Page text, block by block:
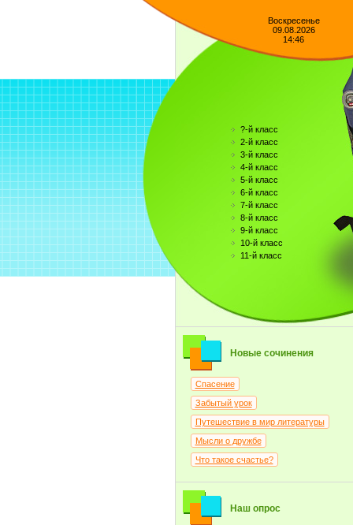
Воскресенье
09.08.2026
14:46
?-й класс
2-й класс
3-й класс
4-й класс
5-й класс
6-й класс
7-й класс
8-й класс
9-й класс
10-й класс
11-й класс
Новые сочинения
Спасение
Забытый урок
Путешествие в мир литературы
Мысли о дружбе
Что такое счастье?
Наш опрос